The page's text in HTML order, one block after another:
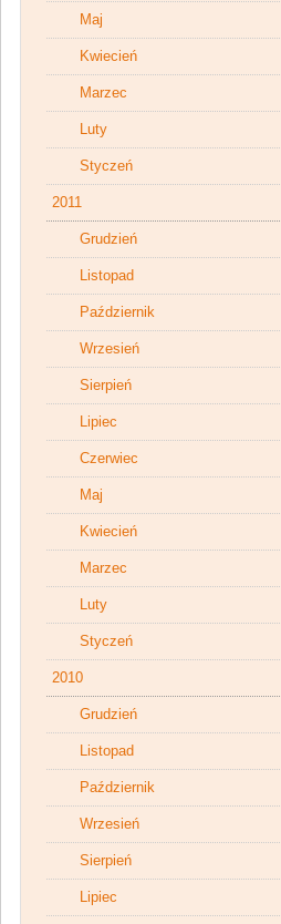
Maj
Kwiecień
Marzec
Luty
Styczeń
2011
Grudzień
Listopad
Październik
Wrzesień
Sierpień
Lipiec
Czerwiec
Maj
Kwiecień
Marzec
Luty
Styczeń
2010
Grudzień
Listopad
Październik
Wrzesień
Sierpień
Lipiec